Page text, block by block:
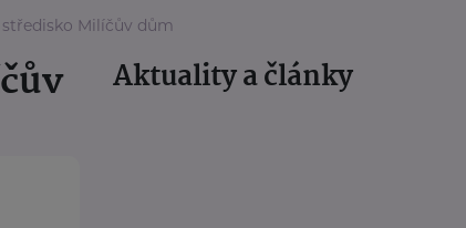
středisko Milíčův dům
Aktuality a články